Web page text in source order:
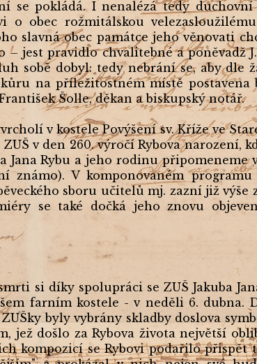
se pokládá. I nenalézá tedy
o obec rožmitálskou
slavná obec památce jeho věnovati
– jest pravidlo chvalitebné a poněvadž
sobě dobyl: tedy nebrání se, aby dle
kůru na příležitostném místě postavena
Šolle, děkan a biskupský notář.
v kostele Povýšení sv. Kříže ve
v den 260. výročí Rybova narození,
Jana Rybu a jeho rodinu
známo). V komponovaném
sboru učitelů mj. zazní již výše
se také dočká jeho znovu
si díky spolupráci se ZUŠ Jakuba
farním kostele - v neděli 6. dubna.
byly vybrány skladby doslova
jež došlo za Rybova života největší
kompozicí se Rybovi podařilo